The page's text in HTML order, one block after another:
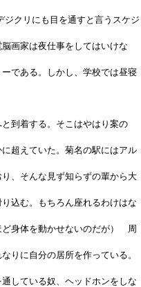
クリにも目を通すと言うスケジ
画家は夜仕事をしてはいけな
である。しかし、学校では昼寝
到着する。そこはやはり案の
超えていた。菊名の駅にはアル
、そんな見ず知らずの輩から大
込む。もちろん座れるわけはな
ど身体を動かせないのだが） 周
りに自分の居所を作っている。
している奴、ヘッドホンをしな